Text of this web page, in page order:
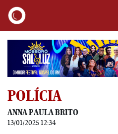
POLÍCIA
ANNA PAULA BRITO
13/01/2025 12:34